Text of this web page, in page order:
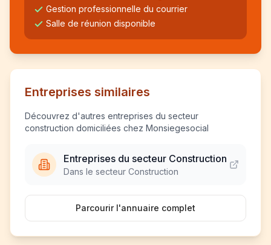
Gestion professionnelle du courrier
Salle de réunion disponible
Entreprises similaires
Découvrez d'autres entreprises du secteur
construction domiciliées chez Monsiegesocial
Entreprises du secteur Construction
Dans le secteur Construction
Parcourir l'annuaire complet